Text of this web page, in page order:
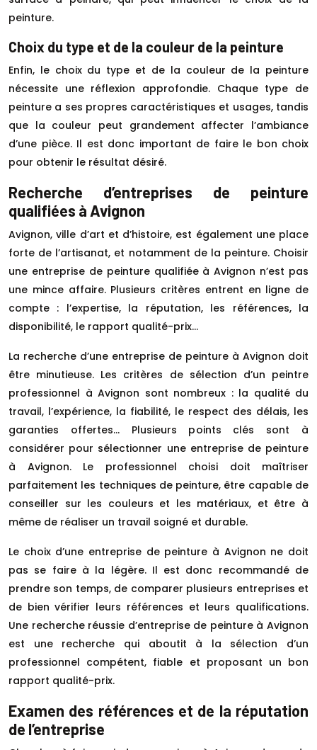
peinture.
Choix du type et de la couleur de la peinture
Enfin, le choix du type et de la couleur de la peinture
nécessite une réflexion approfondie. Chaque type de
peinture a ses propres caractéristiques et usages, tandis
que la couleur peut grandement affecter l’ambiance
d’une pièce. Il est donc important de faire le bon choix
pour obtenir le résultat désiré.
Recherche d’entreprises de peinture
qualifiées à Avignon
Avignon, ville d’art et d’histoire, est également une place
forte de l’artisanat, et notamment de la peinture. Choisir
une entreprise de peinture qualifiée à Avignon n’est pas
une mince affaire. Plusieurs critères entrent en ligne de
compte : l’expertise, la réputation, les références, la
disponibilité, le rapport qualité-prix…
La recherche d’une entreprise de peinture à Avignon doit
être minutieuse. Les critères de sélection d’un peintre
professionnel à Avignon sont nombreux : la qualité du
travail, l’expérience, la fiabilité, le respect des délais, les
garanties offertes… Plusieurs points clés sont à
considérer pour sélectionner une entreprise de peinture
à Avignon. Le professionnel choisi doit maîtriser
parfaitement les techniques de peinture, être capable de
conseiller sur les couleurs et les matériaux, et être à
même de réaliser un travail soigné et durable.
Le choix d’une entreprise de peinture à Avignon ne doit
pas se faire à la légère. Il est donc recommandé de
prendre son temps, de comparer plusieurs entreprises et
de bien vérifier leurs références et leurs qualifications.
Une recherche réussie d’entreprise de peinture à Avignon
est une recherche qui aboutit à la sélection d’un
professionnel compétent, fiable et proposant un bon
rapport qualité-prix.
Examen des références et de la réputation
de l’entreprise